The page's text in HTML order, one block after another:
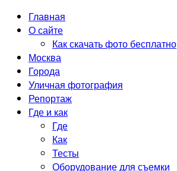
Главная
О сайте
Как скачать фото бесплатно
Москва
Города
Уличная фотография
Репортаж
Где и как
Где
Как
Тесты
Оборудование для съемки